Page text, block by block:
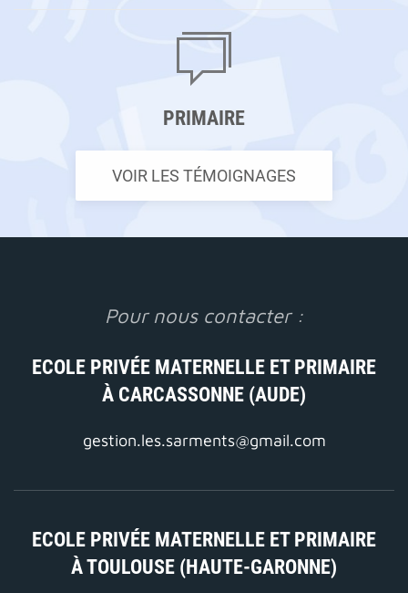
PRIMAIRE
VOIR LES TÉMOIGNAGES
Pour nous contacter :
ECOLE PRIVÉE MATERNELLE ET PRIMAIRE
À CARCASSONNE (AUDE)
gestion.les.sarments@gmail.com
ECOLE PRIVÉE MATERNELLE ET PRIMAIRE
À TOULOUSE (HAUTE-GARONNE)